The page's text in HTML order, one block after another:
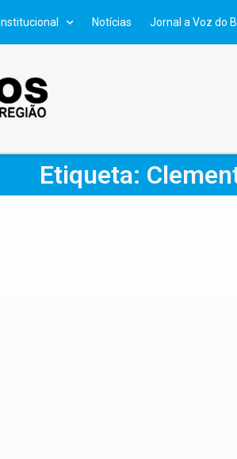
Institucional Notícias Jornal a Voz do
Etiqueta: